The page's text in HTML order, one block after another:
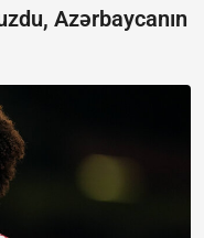
Azərbaycanın